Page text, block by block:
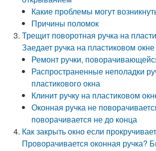
Какие проблемы могут
Причины поломок
Трещит поворотная ручка на
Заедает ручка на пластиковом окне
Ремонт ручки,
Распространенные неполадки
пластикового окна
Клинит ручку на пластиковом
Оконная ручка не
поворачивается не до конца
Как закрыть окно если
Проворачивается оконная ручка?